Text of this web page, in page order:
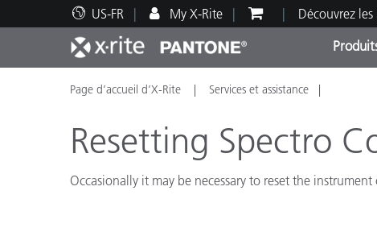
US-FR My X-Rite Découvrez
Top Produits
Impression et Emballage
Assistance technique
Ressources éducatives
Page d’accueil d’X-Rite Services et assistance
Resetting Spectro
Occasionally it may be necessary to reset the